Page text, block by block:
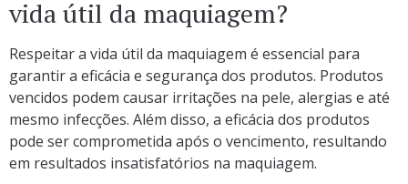
vida útil da maquiagem?
Respeitar a vida útil da maquiagem é essencial para
garantir a eficácia e segurança dos produtos. Produtos
vencidos podem causar irritações na pele, alergias e até
mesmo infecções. Além disso, a eficácia dos produtos
pode ser comprometida após o vencimento, resultando
em resultados insatisfatórios na maquiagem.